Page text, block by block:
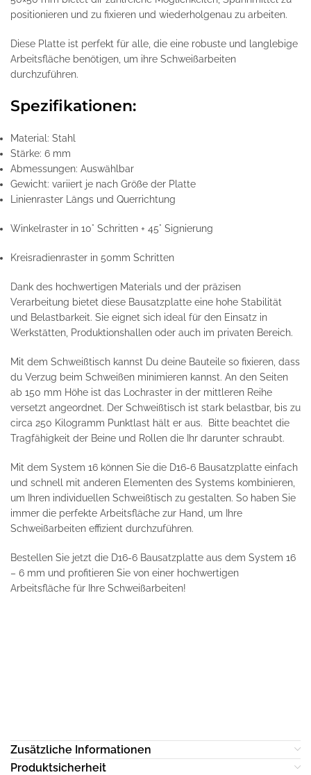
positionieren und zu fixieren und wiederholgenau zu arbeiten.
Diese Platte ist perfekt für alle, die eine robuste und langlebige
Arbeitsfläche benötigen, um ihre Schweißarbeiten
durchzuführen.
Spezifikationen:
Material: Stahl
Stärke: 6 mm
Abmessungen: Auswählbar
Gewicht: variiert je nach Größe der Platte
Linienraster Längs und Querrichtung
Winkelraster in 10° Schritten + 45° Signierung
Kreisradienraster in 50mm Schritten
Dank des hochwertigen Materials und der präzisen
Verarbeitung bietet diese Bausatzplatte eine hohe Stabilität
und Belastbarkeit. Sie eignet sich ideal für den Einsatz in
Werkstätten, Produktionshallen oder auch im privaten Bereich.
Mit dem Schweißtisch kannst Du deine Bauteile so fixieren, dass
du Verzug beim Schweißen minimieren kannst. An den Seiten
ab 150 mm Höhe ist das Lochraster in der mittleren Reihe
versetzt angeordnet. Der Schweißtisch ist stark belastbar, bis zu
circa 250 Kilogramm Punktlast hält er aus. Bitte beachtet die
Tragfähigkeit der Beine und Rollen die Ihr darunter schraubt.
Mit dem System 16 können Sie die D16-6 Bausatzplatte einfach
und schnell mit anderen Elementen des Systems kombinieren,
um Ihren individuellen Schweißtisch zu gestalten. So haben Sie
immer die perfekte Arbeitsfläche zur Hand, um Ihre
Schweißarbeiten effizient durchzuführen.
Bestellen Sie jetzt die D16-6 Bausatzplatte aus dem System 16
– 6 mm und profitieren Sie von einer hochwertigen
Arbeitsfläche für Ihre Schweißarbeiten!
Zusätzliche Informationen
Produktsicherheit